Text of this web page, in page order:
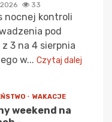
33
nocnej kontroli
pod
3 na 4 sierpnia
w... Czytaj dalej
WAKACJE
weekend na